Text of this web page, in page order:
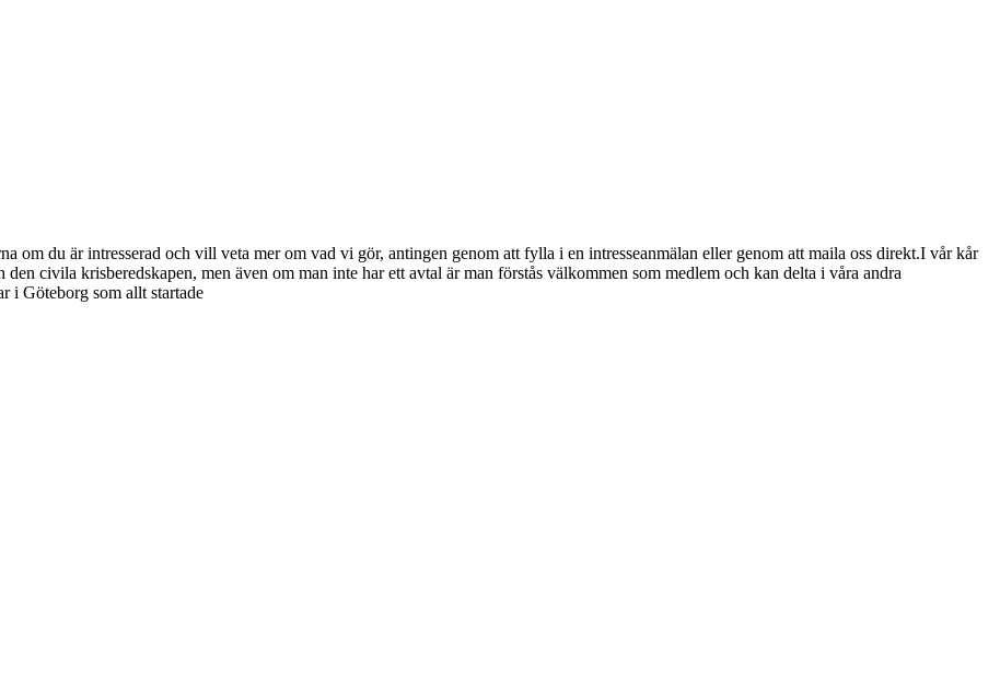
om du är intresserad och vill veta mer om vad vi gör, antingen genom att fylla i en intresseanmälan eller genom att maila oss direkt.I vår kår
civila krisberedskapen, men även om man inte har ett avtal är man förstås välkommen som medlem och kan delta i våra andra
i Göteborg som allt startade